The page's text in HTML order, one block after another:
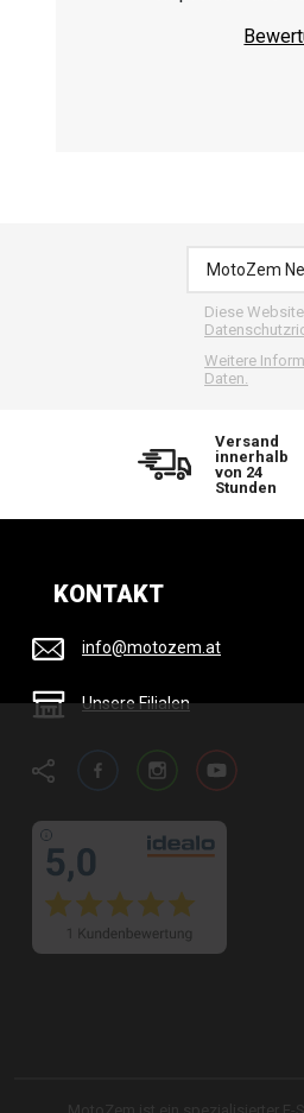
Diese
Weitere
Daten.
Versand
innerhalb
von 24
Stunden
KONTAKT
info@motozem.at
Unsere Filialen
FacebookInstagramYouTube